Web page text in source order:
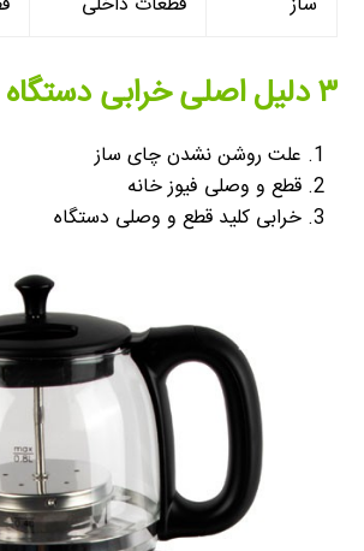
۳ دلیل اصلی خرابی دستگاه
علت روشن نشدن چای ساز
قطع و وصلی فیوز خانه
خرابی کلید قطع و وصلی دستگاه